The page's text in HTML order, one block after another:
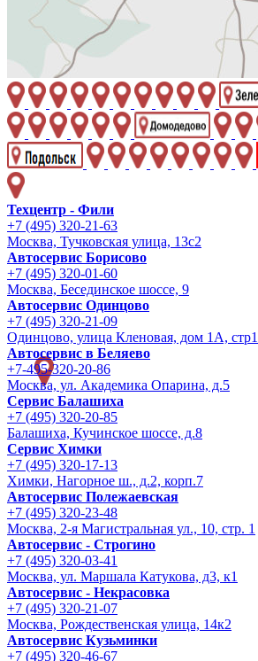
Техцентр - Фили
+7 (495) 320-21-63
Москва, Тучковская улица, 13с2
Автосервис Борисово
+7 (495) 320-01-60
Москва, Бесединское шоссе, 9
Автосервис Одинцово
+7 (495) 320-21-09
Одинцово, улица Кленовая, дом 1А, стр1
Автосервис в Беляево
+7-495-320-20-86
Москва, ул. Академика Опарина, д.5
Сервис Балашиха
+7 (495) 320-20-85
Балашиха, Кучинское шоссе, д.8
Сервис Химки
+7 (495) 320-17-13
Химки, Нагорное ш., д.2, корп.7
Автосервис Полежаевская
+7 (495) 320-23-48
Москва, 2-я Магистральная ул., 10, стр. 1
Автосервис - Строгино
+7 (495) 320-03-41
Москва, ул. Маршала Катукова, д3, к1
Автосервис - Некрасовка
+7 (495) 320-21-07
Москва, Рождественская улица, 14к2
Автосервис Кузьминки
+7 (495) 320-46-67